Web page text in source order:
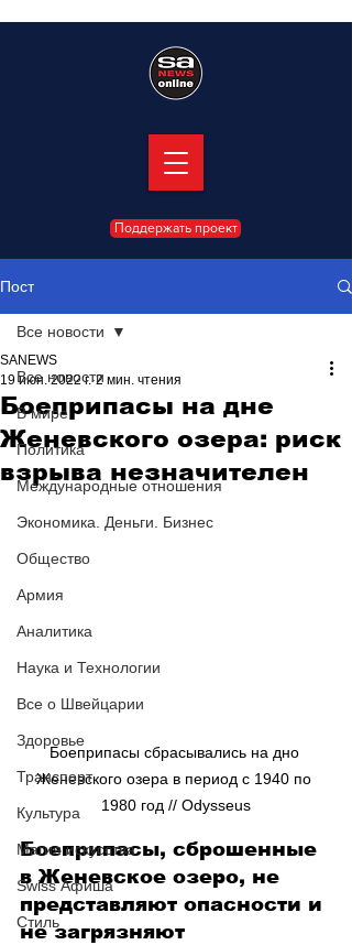
Поддержать проект
Пост
Все новости
В мире
Политика
Международные отношения
Экономика. Деньги. Бизнес
Общество
Армия
Аналитика
Наука и Технологии
Все о Швейцарии
Здоровье
Транспорт
Культура
Магия искусства
Swiss Афиша
Стиль
Все новости
Боеприпасы на дне
Женевского озера: риск
взрыва незначителен
SANEWS
19 июн. 2022 г. 2 мин. чтения
Боеприпасы сбрасывались на дно
Женевского озера в период с 1940 по
1980 год // Odysseus
Боеприпасы, сброшенные
в Женевское озеро, не
представляют опасности и
не загрязняют